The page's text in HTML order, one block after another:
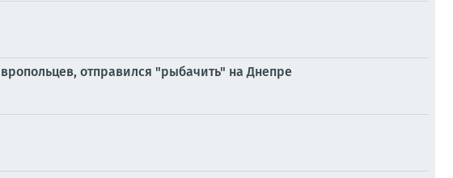
отправился "рыбачить" на Днепре